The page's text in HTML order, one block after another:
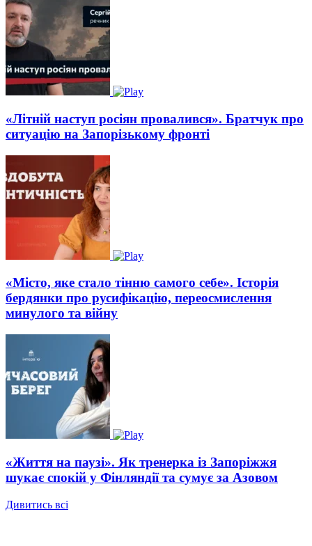
«Літній наступ росіян провалився». Братчук про
ситуацію на Запорізькому фронті
«Місто, яке стало тінню самого себе». Історія
бердянки про русифікацію, переосмислення
минулого та війну
«Життя на паузі». Як тренерка із Запоріжжя
шукає спокій у Фінляндії та сумує за Азовом
Дивитись всі